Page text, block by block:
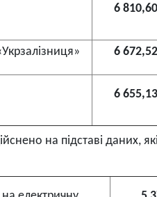
6 810,60
6 672,52
6 655,13
на підставі даних,